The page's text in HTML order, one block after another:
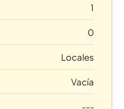
1
0
Locales
Vacía
---